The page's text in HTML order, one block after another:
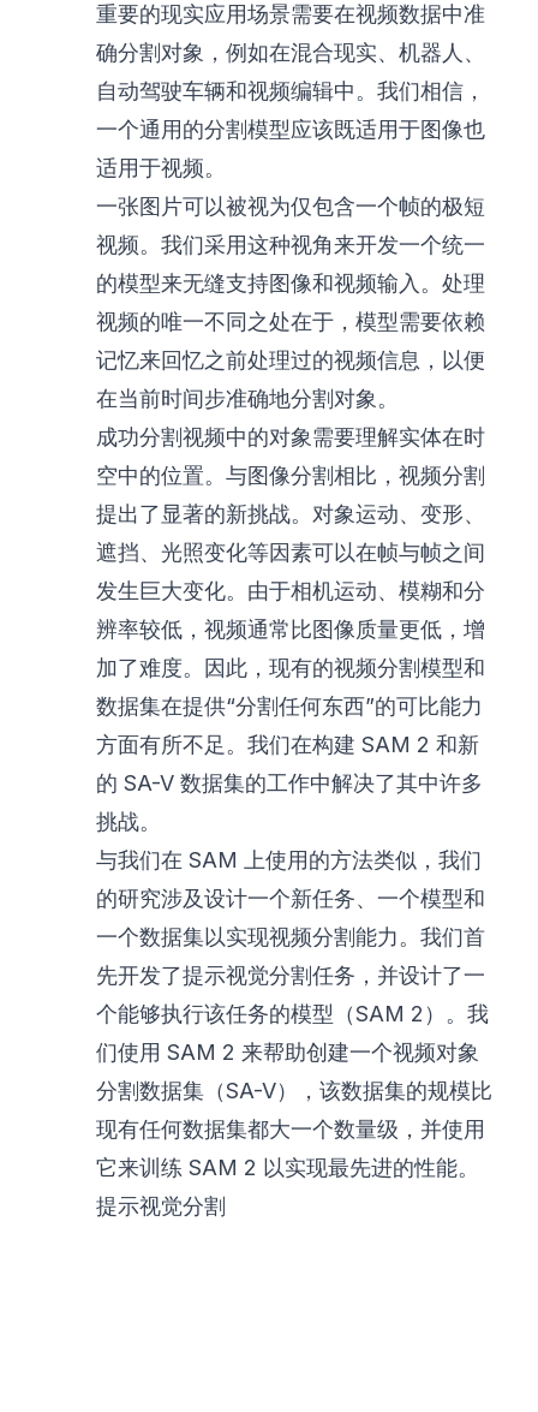
重要的现实应用场景需要在视频数据中准
确分割对象，例如在混合现实、机器人、
自动驾驶车辆和视频编辑中。我们相信，
一个通用的分割模型应该既适用于图像也
适用于视频。
一张图片可以被视为仅包含一个帧的极短
视频。我们采用这种视角来开发一个统一
的模型来无缝支持图像和视频输入。处理
视频的唯一不同之处在于，模型需要依赖
记忆来回忆之前处理过的视频信息，以便
在当前时间步准确地分割对象。
成功分割视频中的对象需要理解实体在时
空中的位置。与图像分割相比，视频分割
提出了显著的新挑战。对象运动、变形、
遮挡、光照变化等因素可以在帧与帧之间
发生巨大变化。由于相机运动、模糊和分
辨率较低，视频通常比图像质量更低，增
加了难度。因此，现有的视频分割模型和
数据集在提供“分割任何东西”的可比能力
方面有所不足。我们在构建 SAM 2 和新
的 SA-V 数据集的工作中解决了其中许多
挑战。
与我们在 SAM 上使用的方法类似，我们
的研究涉及设计一个新任务、一个模型和
一个数据集以实现视频分割能力。我们首
先开发了提示视觉分割任务，并设计了一
个能够执行该任务的模型（SAM 2）。我
们使用 SAM 2 来帮助创建一个视频对象
分割数据集（SA-V），该数据集的规模比
现有任何数据集都大一个数量级，并使用
它来训练 SAM 2 以实现最先进的性能。
提示视觉分割